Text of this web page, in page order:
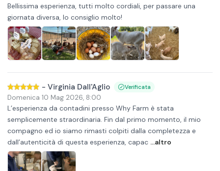
Bellissima esperienza, tutti molto cordiali, per passare una
giornata diversa, lo consiglio molto!
- Virginia Dall'Aglio Verificata
Domenica 10 Mag 2026, 8:00
L’esperienza da contadini presso Why Farm è stata
semplicemente straordinaria. Fin dal primo momento, il mio
compagno ed io siamo rimasti colpiti dalla completezza e
dall’autenticità di questa esperienza, capac ...altro